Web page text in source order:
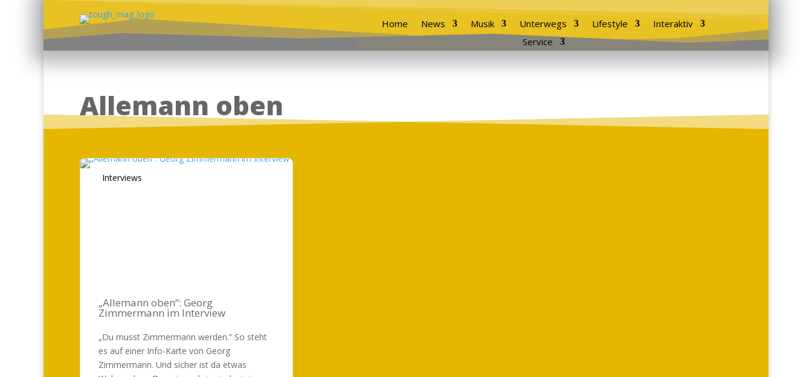
Home News Musik Unterwegs Lifestyle
Interaktiv
Service
Allemann oben
Interviews
„Allemann oben“: Georg
Zimmermann im Interview
„Du musst Zimmermann werden.“ So steht
es auf einer Info-Karte von Georg
Zimmermann. Und sicher ist da etwas